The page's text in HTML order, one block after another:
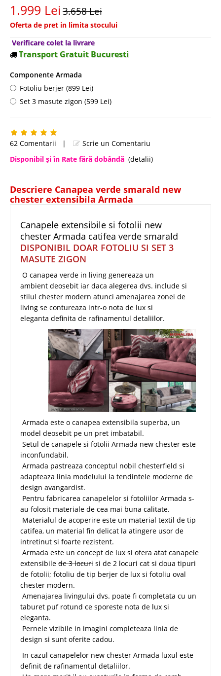
1.999 Lei3.658 Lei
Oferta de pret in limita stocului
Verificare colet la livrare
Transport Gratuit Bucuresti
Componente Armada
Fotoliu berjer (899 Lei)
Set 3 masute zigon (599 Lei)
62 Comentarii |
Scrie un Comentariu
Disponibil şi în Rate fără dobândă (detalii)
Descriere Canapea verde smarald new
chester extensibila Armada
Canapele extensibile si fotolii new
chester Armada catifea verde smarald
DISPONIBIL DOAR FOTOLIU SI SET 3
MASUTE ZIGON
O canapea verde in living genereaza un
ambient deosebit iar daca alegerea dvs. include si
stilul chester modern atunci amenajarea zonei de
living se contureaza intr-o nota de lux si
eleganta definita de rafinamentul detaliilor.
Armada este o canapea extensibila superba, un
model deosebit pe un pret imbatabil.
Setul de canapele si fotolii Armada new chester este
inconfundabil.
Armada pastreaza conceptul nobil chesterfield si
adapteaza linia modelului la tendintele moderne de
design avangardist.
Pentru fabricarea canapelelor si fotoliilor Armada s-
au folosit materiale de cea mai buna calitate.
Materialul de acoperire este un material textil de tip
catifea, un material fin delicat la atingere usor de
intretinut si foarte rezistent.
Armada este un concept de lux si ofera atat canapele
extensibile de 3 locuri si de 2 locuri cat si doua tipuri
de fotolii; fotoliu de tip berjer de lux si fotoliu oval
chester modern.
Amenajarea livingului dvs. poate fi completata cu un
taburet puf rotund ce sporeste nota de lux si
eleganta.
Pernele vizibile in imagini completeaza linia de
design si sunt oferite cadou.
In cazul canapelelor new chester Armada luxul este
definit de rafinamentul detaliilor.